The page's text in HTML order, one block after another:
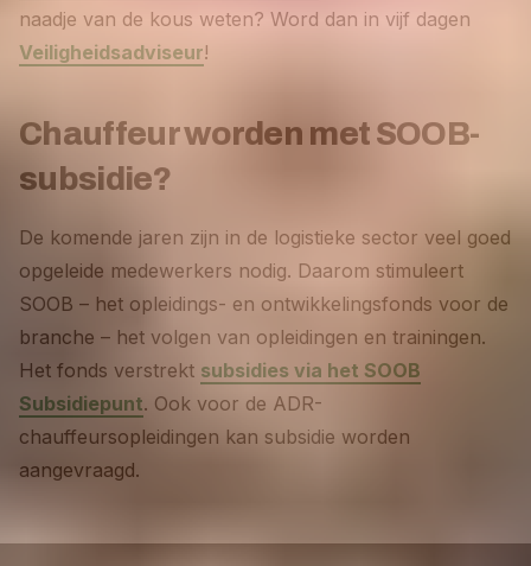
naadje van de kous weten? Word dan in vijf dagen
Veiligheidsadviseur!
Chauffeur worden met SOOB-
subsidie?
De komende jaren zijn in de logistieke sector veel goed
opgeleide medewerkers nodig. Daarom stimuleert
SOOB – het opleidings- en ontwikkelingsfonds voor de
branche – het volgen van opleidingen en trainingen.
Het fonds verstrekt subsidies via het SOOB
Subsidiepunt. Ook voor de ADR-
chauffeursopleidingen kan subsidie worden
aangevraagd.